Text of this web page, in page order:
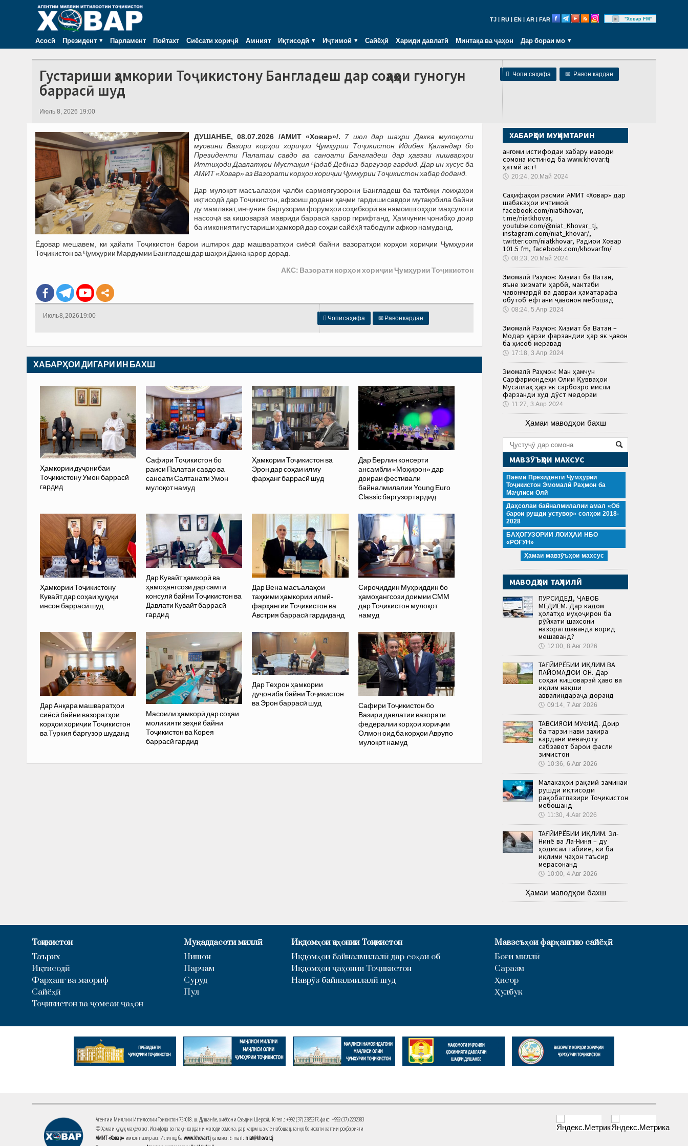
TJ RU EN AR FAR "Ховар FM"
Асосӣ Президент Парламент Пойтахт Сиёсати хориҷӣ Амният Иқтисодӣ Иҷтимоӣ Сайёҳӣ Хариди давлатӣ Минтақа ва ҷаҳон Дар бораи мо
 Чопи саҳифа ✉ Равон кардан
Густариши ҳамкории Тоҷикистону Бангладеш дар соҳаҳои гуногун
баррасӣ шуд
Июль 8, 2026 19:00
ДУШАНБЕ, 08.07.2026 /АМИТ «Ховар»/.
7 июл дар шаҳри Дакка мулоқоти
муовини Вазири корҳои хориҷии Ҷумҳурии Тоҷикистон Идибек Қаландар бо
Президенти Палатаи савдо ва саноати Бангладеш дар ҳавзаи кишварҳои
Иттиҳоди Давлатҳои Мустақил Ҷадаб Дебназ баргузор гардид. Дар ин хусус ба
АМИТ «Ховар» аз Вазорати корҳои хориҷии Ҷумҳурии Тоҷикистон хабар доданд.
Дар мулоқот масъалаҳои ҷалби сармоягузорони Бангладеш ба татбиқи лоиҳаҳои
иқтисодӣ дар Тоҷикистон, афзоиш додани ҳаҷми гардиши савдои мутақобила байни
ду мамлакат, инчунин баргузории форумҳои соҳибкорӣ ва намоишгоҳҳои маҳсулоти
нассоҷӣ ва кишоварзӣ мавриди баррасӣ қарор гирифтанд. Ҳамчунин ҷонибҳо доир
ба имконияти густариши ҳамкорӣ дар соҳаи сайёҳӣ табодули афкор намуданд.
Ёдовар мешавем, ки ҳайати Тоҷикистон барои иштирок дар машваратҳои сиёсӣ байни вазоратҳои корҳои хориҷии Ҷумҳурии
Тоҷикистон ва Ҷумҳурии Мардумии Бангладеш дар шаҳри Дакка қарор дорад.
АКС: Вазорати корҳои хориҷии Ҷумҳурии Тоҷикистон
 Чопи саҳифа ✉ Равон кардан
Июль 8, 2026 19:00
ХАБАРҲОИ ДИГАРИ ИН БАХШ
Ҳамкории дуҷонибаи
Тоҷикистону Умон баррасӣ
гардид
Сафири Тоҷикистон бо
раиси Палатаи савдо ва
саноати Салтанати Умон
мулоқот намуд
Ҳамкории Тоҷикистон ва
Эрон дар соҳаи илму
фарҳанг баррасӣ шуд
Дар Берлин консерти
ансамбли «Моҳирон» дар
доираи фестивали
байналмилалии Young Euro
Classic баргузор гардид
Ҳамкории Тоҷикистону
Кувайт дар соҳаи ҳуқуқи
инсон баррасӣ шуд
Дар Кувайт ҳамкорӣ ва
ҳамоҳангсозӣ дар самти
консулӣ байни Тоҷикистон ва
Давлати Кувайт баррасӣ
гардид
Дар Вена масъалаҳои
таҳкими ҳамкории илмӣ-
фарҳангии Тоҷикистон ва
Австрия баррасӣ гардиданд
Сироҷиддин Муҳриддин бо
ҳамоҳангсози доимии СММ
дар Тоҷикистон мулоқот
намуд
Дар Анқара машваратҳои
сиёсӣ байни вазоратҳои
корҳои хориҷии Тоҷикистон
ва Туркия баргузор шуданд
Масоили ҳамкорӣ дар соҳаи
моликияти зеҳнӣ байни
Тоҷикистон ва Корея
баррасӣ гардид
Дар Теҳрон ҳамкории
дуҷониба байни Тоҷикистон
ва Эрон баррасӣ шуд
Сафири Тоҷикистон бо
Вазири давлатии вазорати
федералии корҳои хориҷии
Олмон оид ба корҳои Аврупо
мулоқот намуд
ХАБАРҲОИ МУҲИМТАРИН
Ҳангоми истифодаи хабару маводи
сомона истинод ба www.khovar.tj
ҳатмӣ аст!
🕔 20:24, 20.Май 2024
Саҳифаҳои расмии АМИТ «Ховар» дар
шабакаҳои иҷтимоӣ:
facebook.com/niatkhovar,
t.me/niatkhovar,
youtube.com/@niat_Khovar_tj,
instagram.com/niat_khovar/,
twitter.com/niatkhovar, Радиои Ховар
101.5 fm, facebook.com/khovarfm/
🕔 08:23, 20.Май 2024
Эмомалӣ Раҳмон: Хизмат ба Ватан,
яъне хизмати ҳарбӣ, мактаби
ҷавонмардӣ ва давраи ҳаматарафа
обутоб ёфтани ҷавонон мебошад
🕔 08:24, 5.Апр 2024
Эмомалӣ Раҳмон: Хизмат ба Ватан –
Модар қарзи фарзандии ҳар як ҷавон
ба ҳисоб меравад
🕔 17:18, 3.Апр 2024
Эмомалӣ Раҳмон: Ман ҳамчун
Сарфармондеҳи Олии Қувваҳои
Мусаллаҳ ҳар як сарбозро мисли
фарзанди худ дӯст медорам
🕔 11:27, 3.Апр 2024
Ҳамаи маводҳои бахш
МАВЗӮЪҲОИ МАХСУС
Паёми Президенти Ҷумҳурии
Тоҷикистон Эмомалӣ Раҳмон ба
Маҷлиси Олӣ
Даҳсолаи байналмилалии амал «Об
барои рушди устувор» солҳои 2018-
2028
БАҲОГУЗОРИИ ЛОИҲАИ НБО
«РОҒУН»
Ҳамаи мавзӯъҳои махсус
МАВОДҲОИ ТАҲЛИЛӢ
ПУРСИДЕД, ҶАВОБ
МЕДИҲЕМ. Дар кадом
ҳолатҳо муҳоҷирон ба
рӯйхати шахсони
назоратшаванда ворид
мешаванд?
🕔 12:00, 8.Авг 2026
ТАҒЙИРЁБИИ ИҚЛИМ ВА
ПАЙОМАДҲОИ ОН. Дар
соҳаи кишоварзӣ ҳаво ва
иқлим нақши
аввалиндараҷа доранд
🕔 09:14, 7.Авг 2026
ТАВСИЯҲОИ МУФИД. Доир
ба тарзи нави захира
кардани меваҷоту
сабзавот барои фасли
зимистон
🕔 10:36, 6.Авг 2026
Малакаҳои рақамӣ заминаи
рушди иқтисоди
рақобатпазири Тоҷикистон
мебошанд
🕔 11:30, 4.Авг 2026
ТАҒЙИРЁБИИ ИҚЛИМ. Эл-
Нинё ва Ла-Ниня – ду
ҳодисаи табиие, ки ба
иқлими ҷаҳон таъсир
мерасонанд
🕔 10:00, 4.Авг 2026
Ҳамаи маводҳои бахш
Тоҷикистон
Таърих
Иқтисодӣ
Фарҳанг ва маориф
Сайёҳӣ
Тоҷикистон ва ҷомеаи ҷаҳон
Муқаддасоти миллӣ
Нишон
Парчам
Суруд
Пул
Иқдомҳои ҷаҳонии Тоҷикистон
Иқдомҳои байналмилалӣ дар соҳаи об
Иқдомҳои ҷаҳонии Тоҷикистон
Наврӯз байналмилалӣ шуд
Мавзеъҳои фарҳангию сайёҳӣ
Боғи миллӣ
Саразм
Ҳисор
Ҳулбук
Агентии Миллии Иттилоотии Тоҷикистон 734018. ш. Душанбе, хиёбони Саъдии Шерозӣ, 16 тел.: +992 (37) 2385217, факс: +992 (37) 2232383
© Ҳамаи ҳуқуқ маҳфуз аст. Истифода ва паҳн кардани маводи сомона, дар кадом шакле набошад, танҳо бо иҷозати хаттии роҳбарияти
АМИТ «Ховар» имконпазир аст. Истинод ба www.khovar.tjҳатмист. E-mail: niat@khovar.tj